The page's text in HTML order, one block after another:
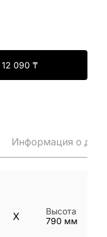
12 090 ₸
Информация о
X
Высота
790 мм